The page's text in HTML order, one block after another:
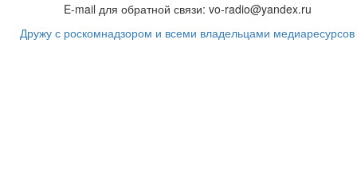
E-mail для обратной связи: vo-radio@yandex.ru
Дружу с роскомнадзором и всеми владельцами медиаресурсов